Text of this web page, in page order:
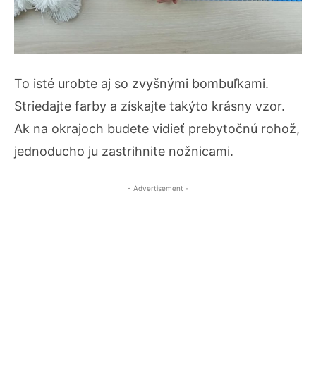
To isté urobte aj so zvyšnými bombuľkami.
Striedajte farby a získajte takýto krásny vzor.
Ak na okrajoch budete vidieť prebytočnú rohož,
jednoducho ju zastrihnite nožnicami.
- Advertisement -